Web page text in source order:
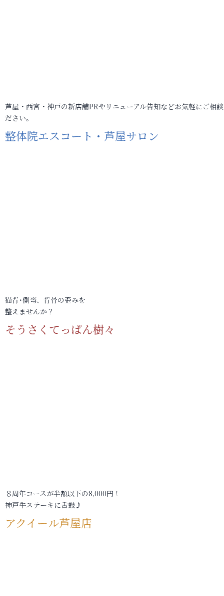
芦屋・西宮・神戸の新店舗PRやリニューアル告知などお気軽にご相
ださい。
整体院エスコート・芦屋サロン
猫背･側弯、背骨の歪みを
整えませんか？
そうさくてっぱん樹々
８周年コースが半額以下の8,000円！
神戸牛ステーキに舌鼓♪
アクイール芦屋店